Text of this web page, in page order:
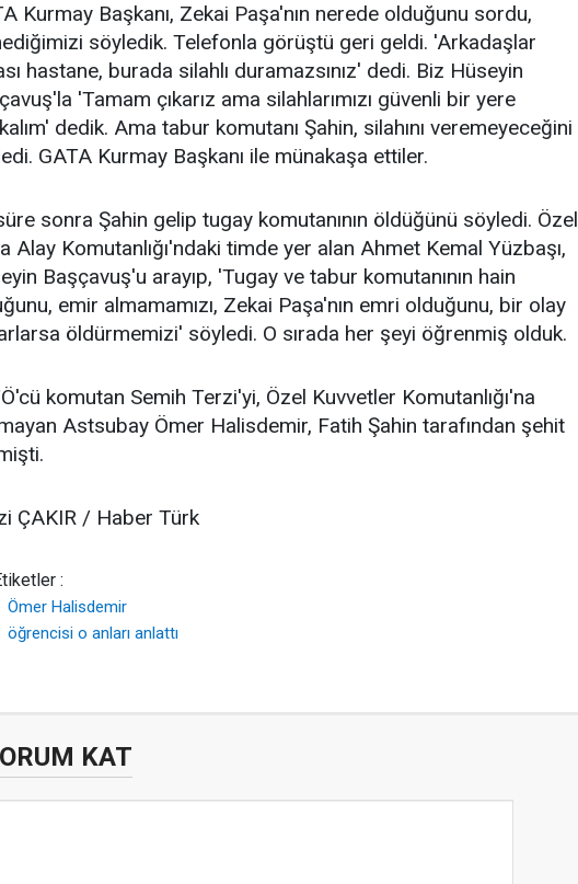
Kurmay Başkanı, Zekai Paşa'nın nerede olduğunu sordu,
söyledik. Telefonla görüştü geri geldi. 'Arkadaşlar
hastane, burada silahlı duramazsınız' dedi. Biz Hüseyin
'Tamam çıkarız ama silahlarımızı güvenli bir yere
dedik. Ama tabur komutanı Şahin, silahını veremeyeceğini
GATA Kurmay Başkanı ile münakaşa ettiler.
sonra Şahin gelip tugay komutanının öldüğünü söyledi. Özel
Alay Komutanlığı'ndaki timde yer alan Ahmet Kemal Yüzbaşı,
Başçavuş'u arayıp, 'Tugay ve tabur komutanının hain
emir almamamızı, Zekai Paşa'nın emri olduğunu, bir olay
öldürmemizi' söyledi. O sırada her şeyi öğrenmiş olduk.
komutan Semih Terzi'yi, Özel Kuvvetler Komutanlığı'na
Astsubay Ömer Halisdemir, Fatih Şahin tarafından şehit
ÇAKIR / Haber Türk
:
Ömer Halisdemir
öğrencisi o anları anlattı
KAT